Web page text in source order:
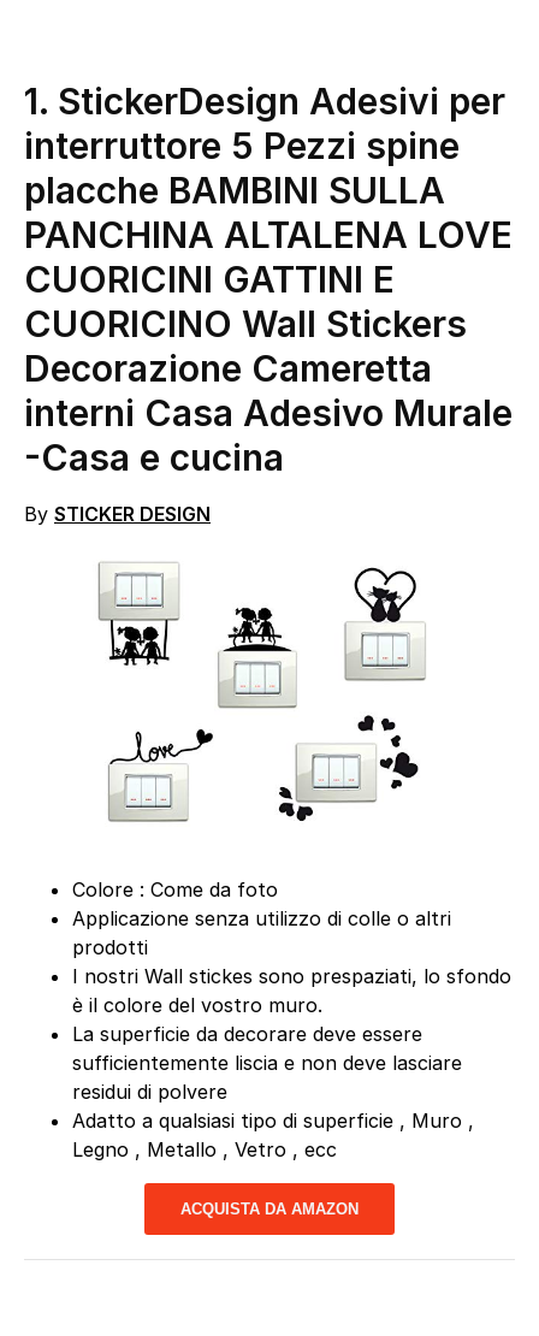
1. StickerDesign Adesivi per
interruttore 5 Pezzi spine
placche BAMBINI SULLA
PANCHINA ALTALENA LOVE
CUORICINI GATTINI E
CUORICINO Wall Stickers
Decorazione Cameretta
interni Casa Adesivo Murale
-Casa e cucina
By STICKER DESIGN
Colore : Come da foto
Applicazione senza utilizzo di colle o altri
prodotti
I nostri Wall stickes sono prespaziati, lo sfondo
è il colore del vostro muro.
La superficie da decorare deve essere
sufficientemente liscia e non deve lasciare
residui di polvere
Adatto a qualsiasi tipo di superficie , Muro ,
Legno , Metallo , Vetro , ecc
ACQUISTA DA AMAZON